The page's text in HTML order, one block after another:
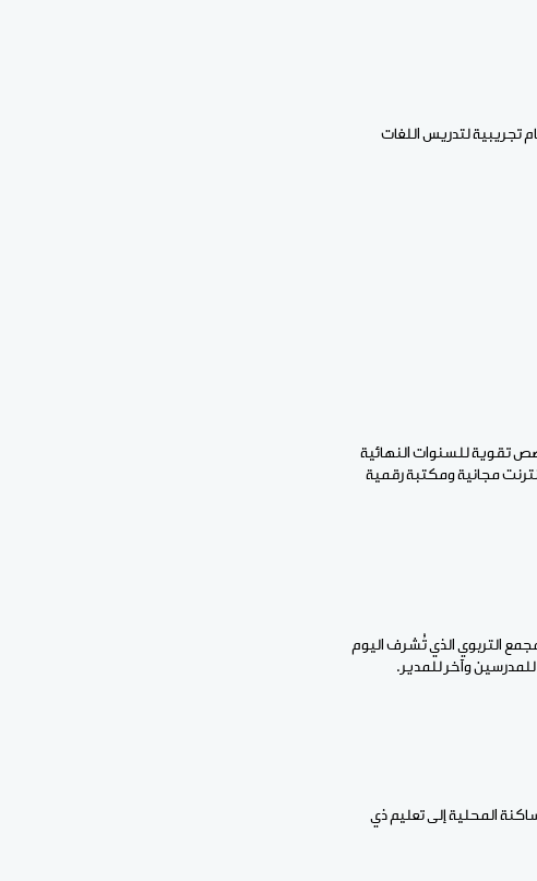
عدد تلاميذ الولاية بلغ 79183 تلميذا يدرسهم 1660 معلما في 339 مدرسة بها 4 أقسام تجريبية لتدريس اللغات
والعائد الديمغرافي استفادت 1819 بنتا من منح وحصص تقوية للسنوات النهائية
مجانية ومكتبة رقمية
التربوي الذي تُشرف اليوم
المحلية إلى تعليم ذي